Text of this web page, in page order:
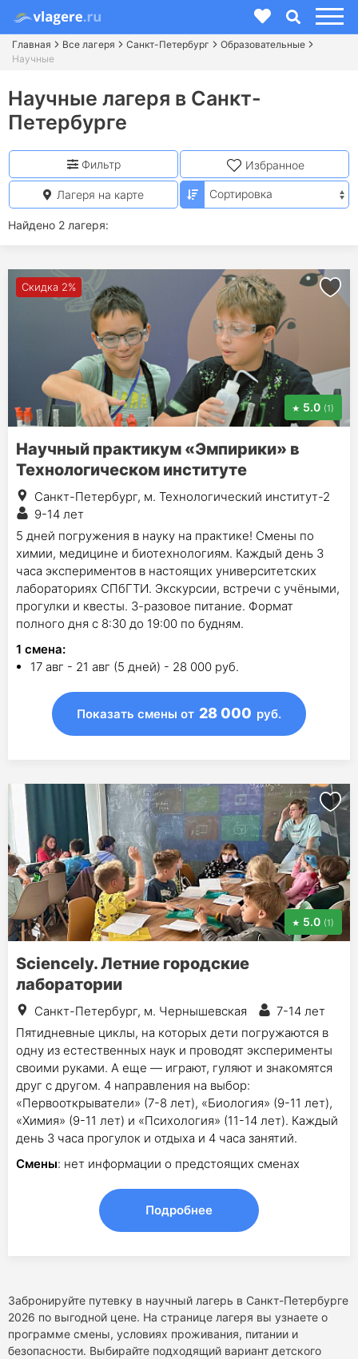
Главная Все лагеря Санкт-Петербург
Образовательные
Научные
Научные лагеря в Санкт-
Петербурге
Найдено 2 лагеря:
Фильтр Избранное
Лагеря на карте
Скидка 2%
5.0 (1)
Научный практикум «Эмпирики» в
Технологическом институте
Санкт-Петербург, м. Технологический институт-2
9-14 лет
5 дней погружения в науку на практике! Смены по
химии, медицине и биотехнологиям. Каждый день 3
часа экспериментов в настоящих университетских
лабораториях СПбГТИ. Экскурсии, встречи с учёными,
прогулки и квесты. 3-разовое питание. Формат
полного дня с 8:30 до 19:00 по будням.
1 смена:
17 авг - 21 авг (5 дней) - 28 000 руб.
Показать смены от 28 000 руб.
5.0 (1)
Sciencely. Летние городские
лаборатории
Санкт-Петербург, м. Чернышевская
7-14 лет
Пятидневные циклы, на которых дети погружаются в
одну из естественных наук и проводят эксперименты
своими руками. А еще — играют, гуляют и знакомятся
друг с другом. 4 направления на выбор:
«Первооткрыватели» (7-8 лет), «Биология» (9-11 лет),
«Химия» (9-11 лет) и «Психология» (11-14 лет). Каждый
день 3 часа прогулок и отдыха и 4 часа занятий.
Смены: нет информации о предстоящих сменах
Подробнее
Забронируйте путевку в научный лагерь в Санкт-Петербурге
2026 по выгодной цене. На странице лагеря вы узнаете о
программе смены, условиях проживания, питании и
безопасности. Выбирайте подходящий вариант детского